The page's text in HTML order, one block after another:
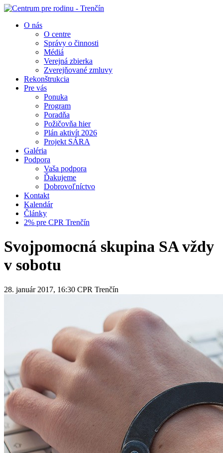
O nás
O centre
Správy o činnosti
Médiá
Verejná zbierka
Zverejňované zmluvy
Rekonštrukcia
Pre vás
Ponuka
Program
Poradňa
Požičovňa hier
Plán aktivít 2026
Projekt SÁRA
Galéria
Podpora
Vaša podpora
Ďakujeme
Dobrovoľníctvo
Kontakt
Kalendár
Články
2% pre CPR Trenčín
Svojpomocná skupina SA vždy
v sobotu
28. január 2017, 16:30 CPR Trenčín